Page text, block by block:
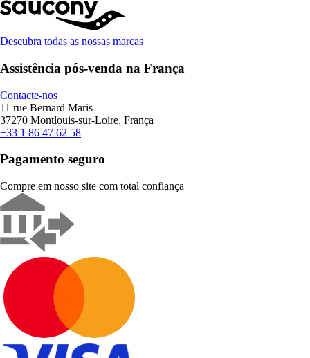
Descubra todas as nossas marcas
Assistência pós-venda na França
Contacte-nos
11 rue Bernard Maris
37270 Montlouis-sur-Loire, França
+33 1 86 47 62 58
Pagamento seguro
Compre em nosso site com total confiança